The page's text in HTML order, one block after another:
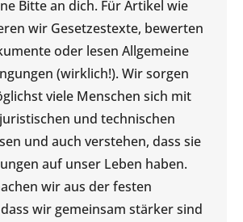
Bitte an dich. Für Artikel wie
wir Gesetzestexte, bewerten
oder lesen Allgemeine
(wirklich!). Wir sorgen
viele Menschen sich mit
und technischen
und auch verstehen, dass sie
auf unser Leben haben.
wir aus der festen
wir gemeinsam stärker sind